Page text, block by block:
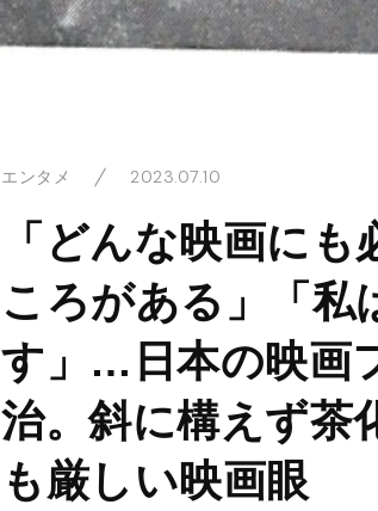
エンタメ 2023.07.10
「どんな映画に
ころがある」「私
す」…日本の映画
治。斜に構えず茶
も厳しい映画眼